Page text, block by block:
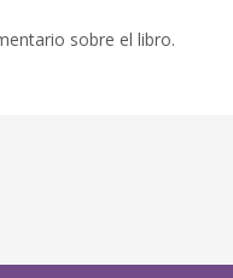
sobre el libro.